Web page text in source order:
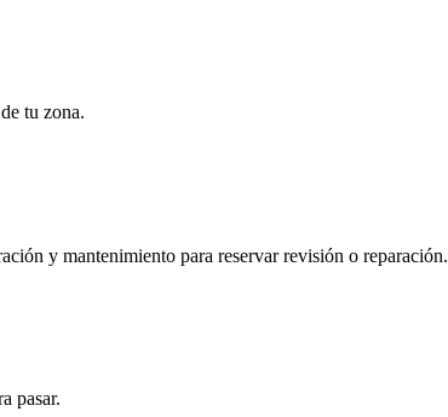
tu zona.
y mantenimiento para reservar revisión o reparación.
pasar.